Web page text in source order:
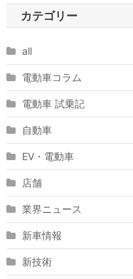
カテゴリー
all
電動車コラム
電動車 試乗記
自動車
EV・電動車
店舗
業界ニュース
新車情報
新技術